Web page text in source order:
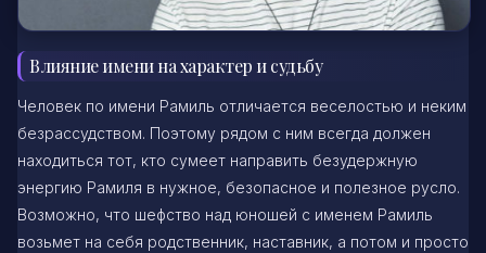
Влияние имени на характер и судьбу
Человек по имени Рамиль отличается веселостью и неким
безрассудством. Поэтому рядом с ним всегда должен
находиться тот, кто сумеет направить безудержную
энергию Рамиля в нужное, безопасное и полезное русло.
Возможно, что шефство над юношей с именем Рамиль
возьмет на себя родственник, наставник, а потом и просто